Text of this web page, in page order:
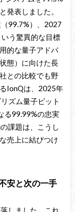
発表しました。
99.7%）、2027
う驚異的な目標
的な量子アドバ
態）に向けた長
との比較でも野
IonQは、2025年
ズム量子ビット
る99.99%の忠実
課題は、こうし
売上に結びつけ
安と次の一手
しました。これ